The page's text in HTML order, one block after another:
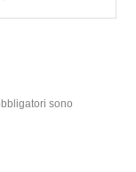
sono